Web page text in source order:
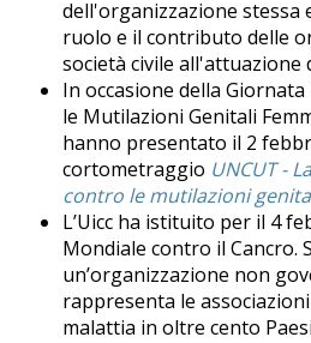
dell'organizzazione stessa
ruolo e il contributo delle
società civile all'attuazione
In occasione della
le Mutilazioni Genitali
hanno presentato il 2
cortometraggio UNCUT -
contro le mutilazioni
L’Uicc ha istituito per il 4
Mondiale contro il Cancro.
un’organizzazione non
rappresenta le
malattia in oltre cento